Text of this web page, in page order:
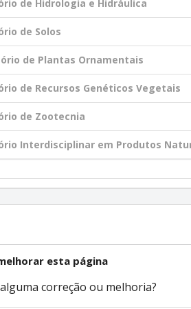
de Hidrologia e Hidráulica
de Solos
de Plantas Ornamentais
de Recursos Genéticos Vegetais
de Zootecnia
Interdisciplinar em Produtos
esta página
correção ou melhoria?